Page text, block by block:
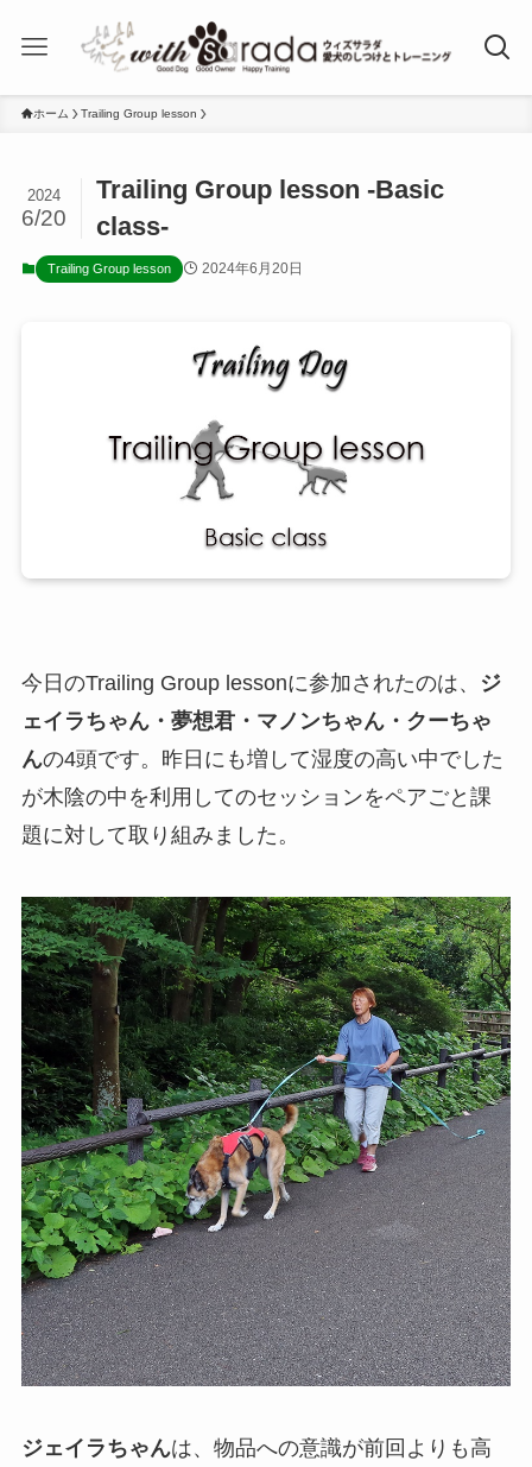
ホーム Trailing Group lesson
Trailing Group lesson -Basic
class-
2024
6/20
Trailing Group lesson 2024年6月20日
今日のTrailing Group lessonに参加されたのは、
ジ
ェイラちゃん・ 夢想君・マノンちゃん・クーちゃ
んの4頭です。昨日にも増して湿度の高い中でした
が木陰の中を利用してのセッションをペアごと課
題に対して取り組みました。
ジェイラちゃんは、物品への意識が前回よりも高